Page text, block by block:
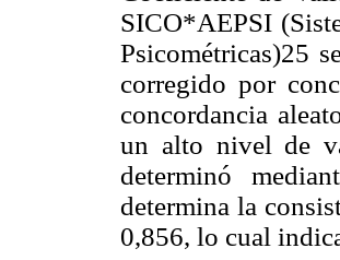
SICO*AEPSI
Psicométricas)25
corregido por
concordancia
un alto nivel de
determinó
determina la
0,856, lo cual